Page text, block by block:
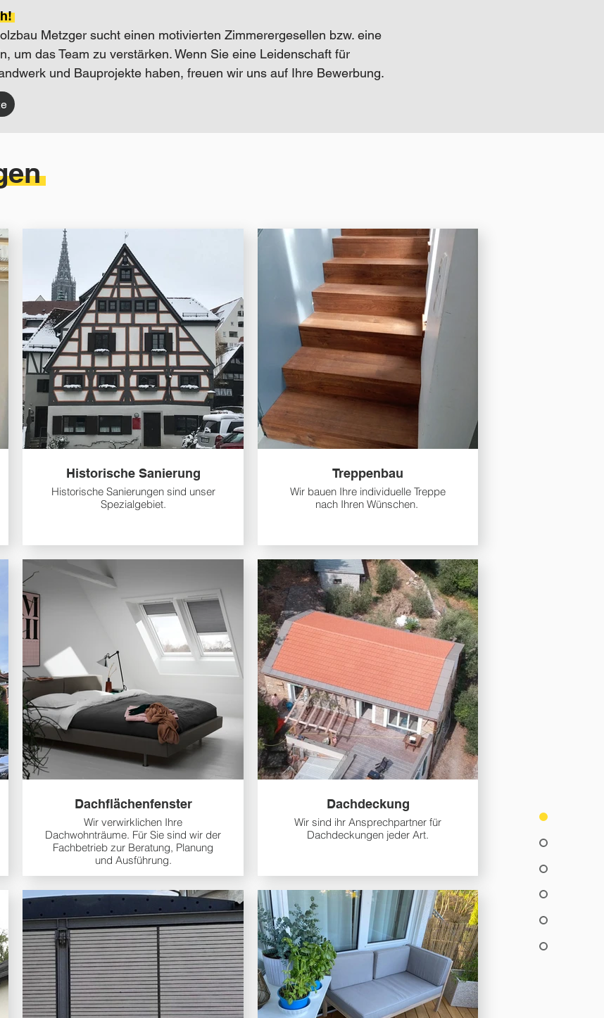
Metzger sucht einen motivierten Zimmerergesellen bzw. eine
um das Team zu verstärken. Wenn Sie eine Leidenschaft für
und Bauprojekte haben, freuen wir uns auf Ihre Bewerbung.
Historische Sanierung
Historische Sanierungen sind unser
Spezialgebiet.
Treppenbau
Wir bauen Ihre individuelle Treppe
nach Ihren Wünschen.
Dachflächenfenster
Wir verwirklichen Ihre
Dachwohnträume. Für Sie sind wir der
Fachbetrieb zur Beratung, Planung
und Ausführung.
Dachdeckung
Wir sind ihr Ansprechpartner für
Dachdeckungen jeder Art.